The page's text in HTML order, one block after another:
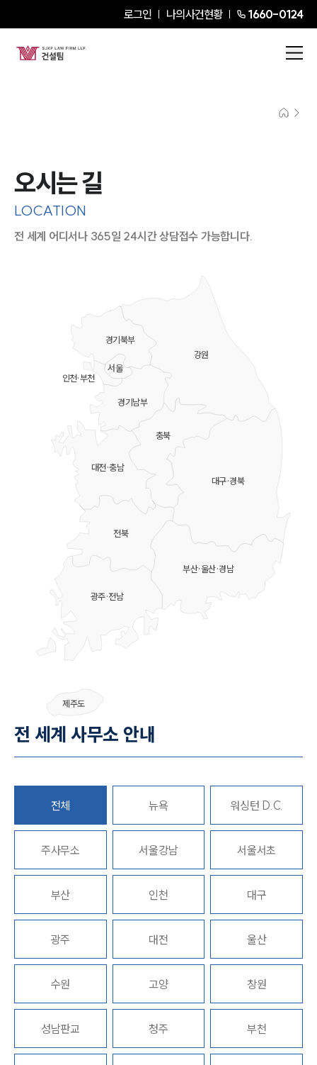
로그인 나의사건현황 1660-0124
팀소개
대륜의 강점
오시는 길
고객의 소리
통합검색
AI대륜
업무사례
사례분석/최신동향
법률정보
법률지식인
고객후기
업무분야
전체
오시는 길
LOCATION
전 세계 어디서나 365일 24시간 상담접수 가능합니다.
강원
충북
대전·충남
대구·경북
부산·울산·경남
전북
광주·전남
제주도
경기북부
경기남부
서울
인천·부천
전 세계 사무소 안내
전체 뉴욕 워싱턴 D.C.
주사무소 서울강남 서울서초
부산 인천 대구
광주 대전 울산
수원 고양 창원
성남판교 청주 부천